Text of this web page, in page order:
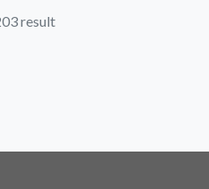
result